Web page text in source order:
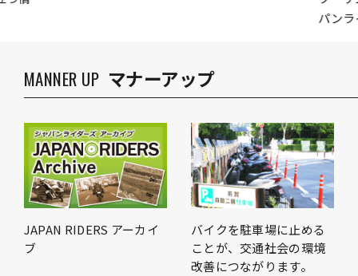
パンラ
MANNER UP マナーアップ
JAPAN RIDERS アーカイ
ブ
バイクを駐車場に止める
ことが、交通社会の環境
改善につながります。